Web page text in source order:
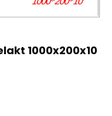
1000x200x10